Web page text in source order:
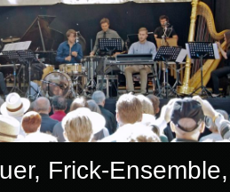
Frick-Ensemble,